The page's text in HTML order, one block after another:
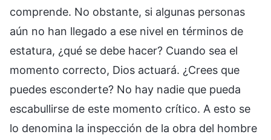
comprende. No obstante, si algunas personas
aún no han llegado a ese nivel en términos de
estatura, ¿qué se debe hacer? Cuando sea el
momento correcto, Dios actuará. ¿Crees que
puedes esconderte? No hay nadie que pueda
escabullirse de este momento crítico. A esto se
lo denomina la inspección de la obra del hombre